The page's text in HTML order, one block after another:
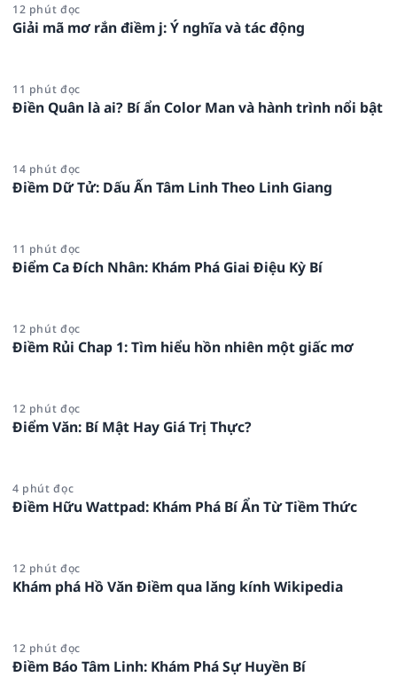
12 phút đọc
Giải mã mơ rắn điềm j: Ý nghĩa và tác động
11 phút đọc
Điền Quân là ai? Bí ẩn Color Man và hành trình nổi bật
14 phút đọc
Điềm Dữ Tử: Dấu Ấn Tâm Linh Theo Linh Giang
11 phút đọc
Điểm Ca Đích Nhân: Khám Phá Giai Điệu Kỳ Bí
12 phút đọc
Điềm Rủi Chap 1: Tìm hiểu hồn nhiên một giấc mơ
12 phút đọc
Điểm Văn: Bí Mật Hay Giá Trị Thực?
4 phút đọc
Điềm Hữu Wattpad: Khám Phá Bí Ẩn Từ Tiềm Thức
12 phút đọc
Khám phá Hồ Văn Điềm qua lăng kính Wikipedia
12 phút đọc
Điềm Báo Tâm Linh: Khám Phá Sự Huyền Bí